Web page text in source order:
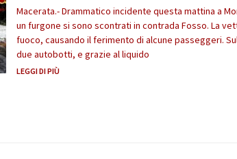
Macerata.- Drammatico incidente questa mattina a
un furgone si sono scontrati in contrada Fosso. La
fuoco, causando il ferimento di alcune passeggeri.
due autobotti, e grazie al liquido
LEGGI DI PIÙ